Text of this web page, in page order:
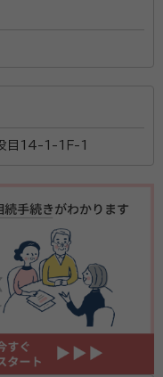
目14-1-1Ｆ-1